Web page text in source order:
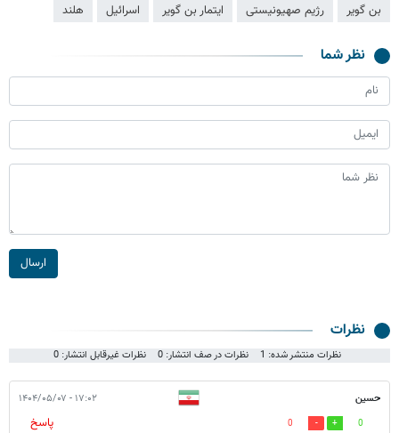
بن گویر رژیم صهیونیستی ایتمار بن گویر اسرائیل هلند
نظر شما
ارسال
نظرات
نظرات منتشر شده: 1 نظرات در صف انتشار: 0 نظرات غیرقابل انتشار: 0
حسین ۱۷:۰۲ - ۱۴۰۴/۰۵/۰۷
0
0
پاسخ